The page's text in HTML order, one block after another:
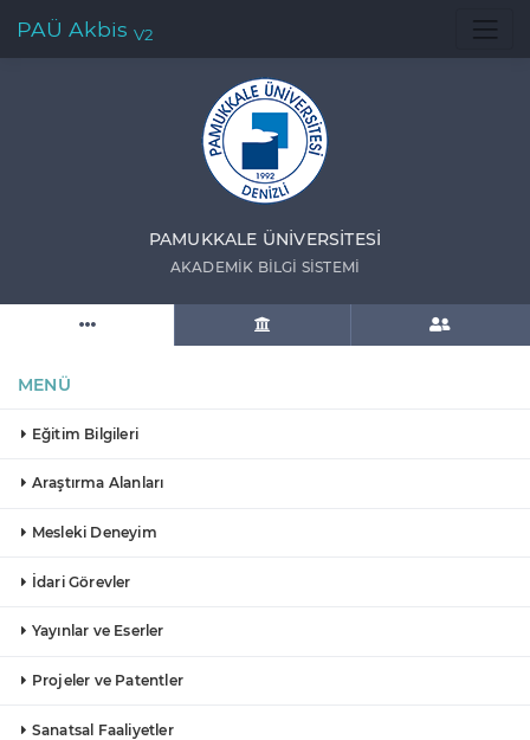
PAÜ Akbis V2
PAMUKKALE ÜNIVERSITESI
AKADEMIK BILGI SISTEMI
MENÜ
Eğitim Bilgileri
Araştırma Alanları
Mesleki Deneyim
İdari Görevler
Yayınlar ve Eserler
Projeler ve Patentler
Sanatsal Faaliyetler